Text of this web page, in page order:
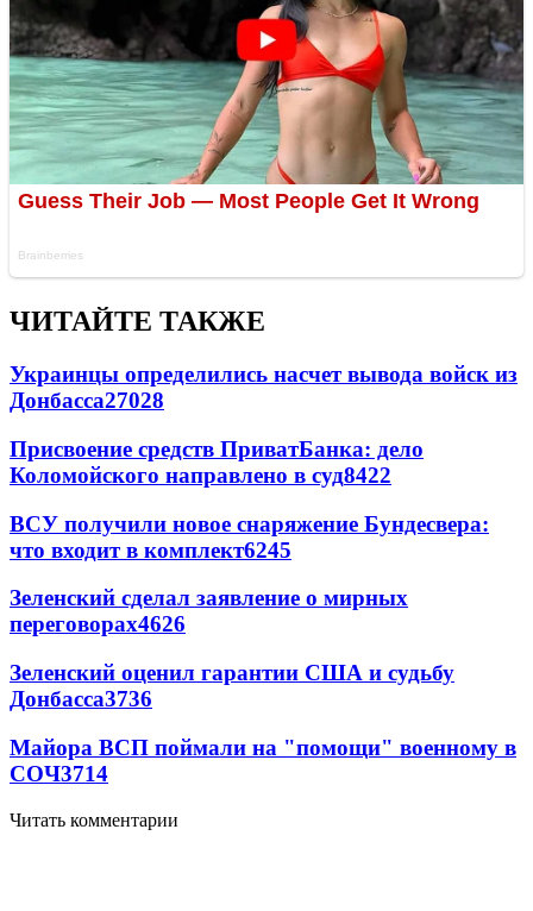
ЧИТАЙТЕ ТАКЖЕ
Украинцы определились насчет вывода войск из
Донбасса27028
Присвоение средств ПриватБанка: дело
Коломойского направлено в суд8422
ВСУ получили новое снаряжение Бундесвера:
что входит в комплект6245
Зеленский сделал заявление о мирных
переговорах4626
Зеленский оценил гарантии США и судьбу
Донбасса3736
Майора ВСП поймали на "помощи" военному в
СОЧ3714
Читать комментарии